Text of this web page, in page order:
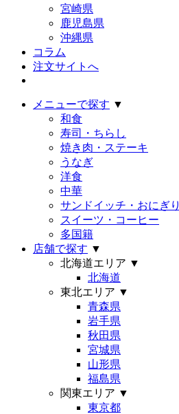
宮崎県
鹿児島県
沖縄県
コラム
注文サイトへ
メニューで探す ▼
和食
寿司・ちらし
焼き肉・ステーキ
うなぎ
洋食
中華
サンドイッチ・おにぎり
スイーツ・コーヒー
多国籍
店舗で探す ▼
北海道エリア ▼
北海道
東北エリア ▼
青森県
岩手県
秋田県
宮城県
山形県
福島県
関東エリア ▼
東京都